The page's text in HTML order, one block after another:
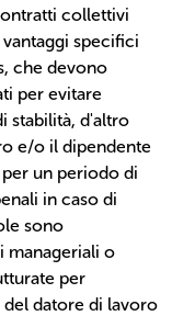
collettivi
specifici
che devono
per evitare
stabilità, d'altro
e/o il dipendente
un periodo di
in caso di
sono
manageriali o
per
datore di lavoro